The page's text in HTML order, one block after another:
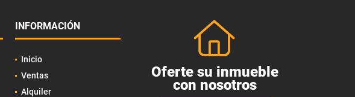
INFORMACIÓN
Inicio
Ventas
Alquiler
Oferte su inmueble
con nosotros